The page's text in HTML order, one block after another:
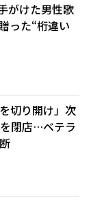
がけた男性歌
った“桁違い
切り開け」次
閉店…ベテラ